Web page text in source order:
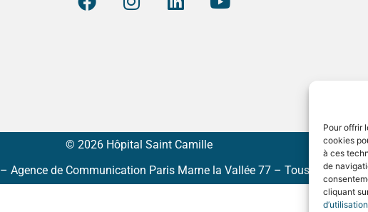
Pour offrir
cookies
à ces
de
cliquant
© 2026 Hôpital Saint Camille
– Agence de Communication Paris Marne la Vallée 77 – Tous droits